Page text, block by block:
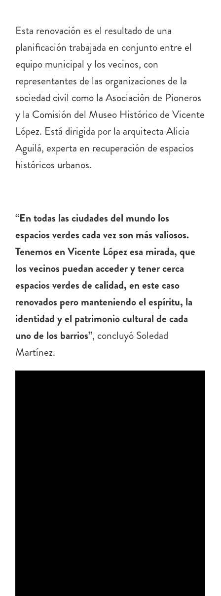
Esta renovación es el resultado de una
planificación trabajada en conjunto entre el
equipo municipal y los vecinos, con
representantes de las organizaciones de la
sociedad civil como la Asociación de Pioneros
y la Comisión del Museo Histórico de Vicente
López. Está dirigida por la arquitecta Alicia
Aguilá, experta en recuperación de espacios
históricos urbanos.
“En todas las ciudades del mundo los
espacios verdes cada vez son más valiosos.
Tenemos en Vicente López esa mirada, que
los vecinos puedan acceder y tener cerca
espacios verdes de calidad, en este caso
renovados pero manteniendo el espíritu, la
identidad y el patrimonio cultural de cada
uno de los barrios”, concluyó Soledad
Martínez.